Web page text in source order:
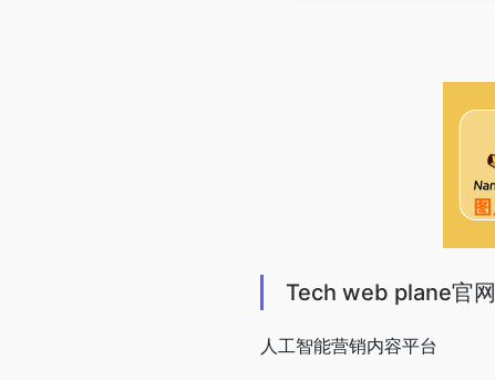
Tech web plane官网
人工智能营销内容平台